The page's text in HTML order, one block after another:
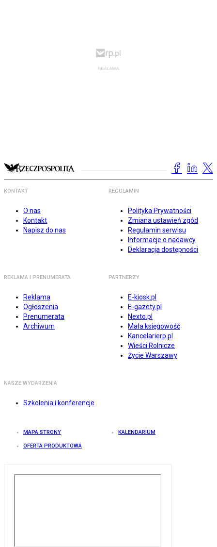
KONTAKT
O nas
Kontakt
Napisz do nas
REGULAMIN
Polityka Prywatności
Zmiana ustawień zgód
Regulamin serwisu
Informacje o nadawcy
Deklaracja dostępności
REKLAMA I PRENUMERATA
Reklama
Ogłoszenia
Prenumerata
Archiwum
PARTNERZY
E-kiosk.pl
E-gazety.pl
Nexto.pl
Mała księgowość
Kancelarierp.pl
Wieści Rolnicze
Życie Warszawy
NASZE WYDARZENIA
Szkolenia i konferencje
MAPA STRONY KALENDARIUM
OFERTA PRODUKTOWA